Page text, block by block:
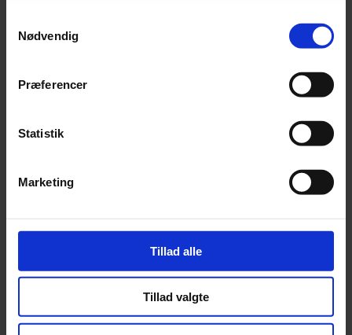
Nødvendig
Præferencer
Statistik
Marketing
Tillad alle
Tillad valgte
Book din gratis høretest i dag
Vil du have vished om, hvordan din hørelse har det? Så bestil en tid
hos mig til en gratis høretest allerede i dag. Jeg glæder mig til at